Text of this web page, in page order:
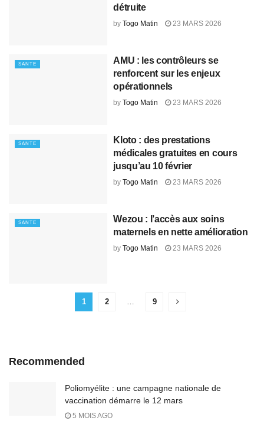
détruite
by Togo Matin 23 MARS 2026
SANTE
AMU : les contrôleurs se
renforcent sur les enjeux
opérationnels
by Togo Matin 23 MARS 2026
SANTE
Kloto : des prestations
médicales gratuites en cours
jusqu’au 10 février
by Togo Matin 23 MARS 2026
SANTE
Wezou : l’accès aux soins
maternels en nette amélioration
by Togo Matin 23 MARS 2026
1 2 9
Recommended
Poliomyélite : une campagne nationale de
vaccination démarre le 12 mars
5 MOIS AGO